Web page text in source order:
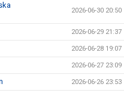
2026-06-30 20:50
2026-06-29 21:37
2026-06-28 19:07
2026-06-27 23:09
2026-06-26 23:53